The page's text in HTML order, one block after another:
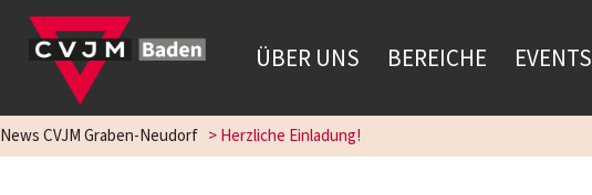
ÜBER UNS BEREICHE EVENTS
News CVJM Graben-Neudorf >Herzliche Einladung!